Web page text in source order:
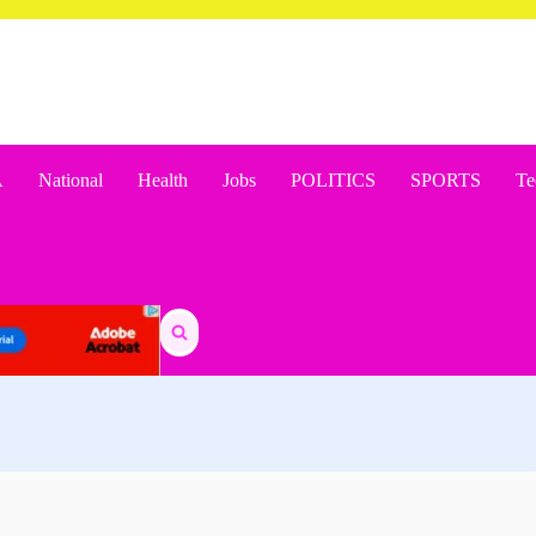
National Health Jobs POLITICS SPORTS
Search
for: